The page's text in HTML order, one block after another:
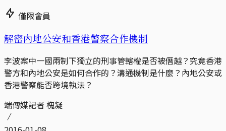
僅限會員
解密內地公安和香港警察合作機制
李波案中一國兩制下獨立的刑事管轄權是否被僭越？究竟香港
警方和內地公安是如何合作的？溝通機制是什麼？內地公安或
香港警察能否跨境執法？
端傳媒記者 槐凝